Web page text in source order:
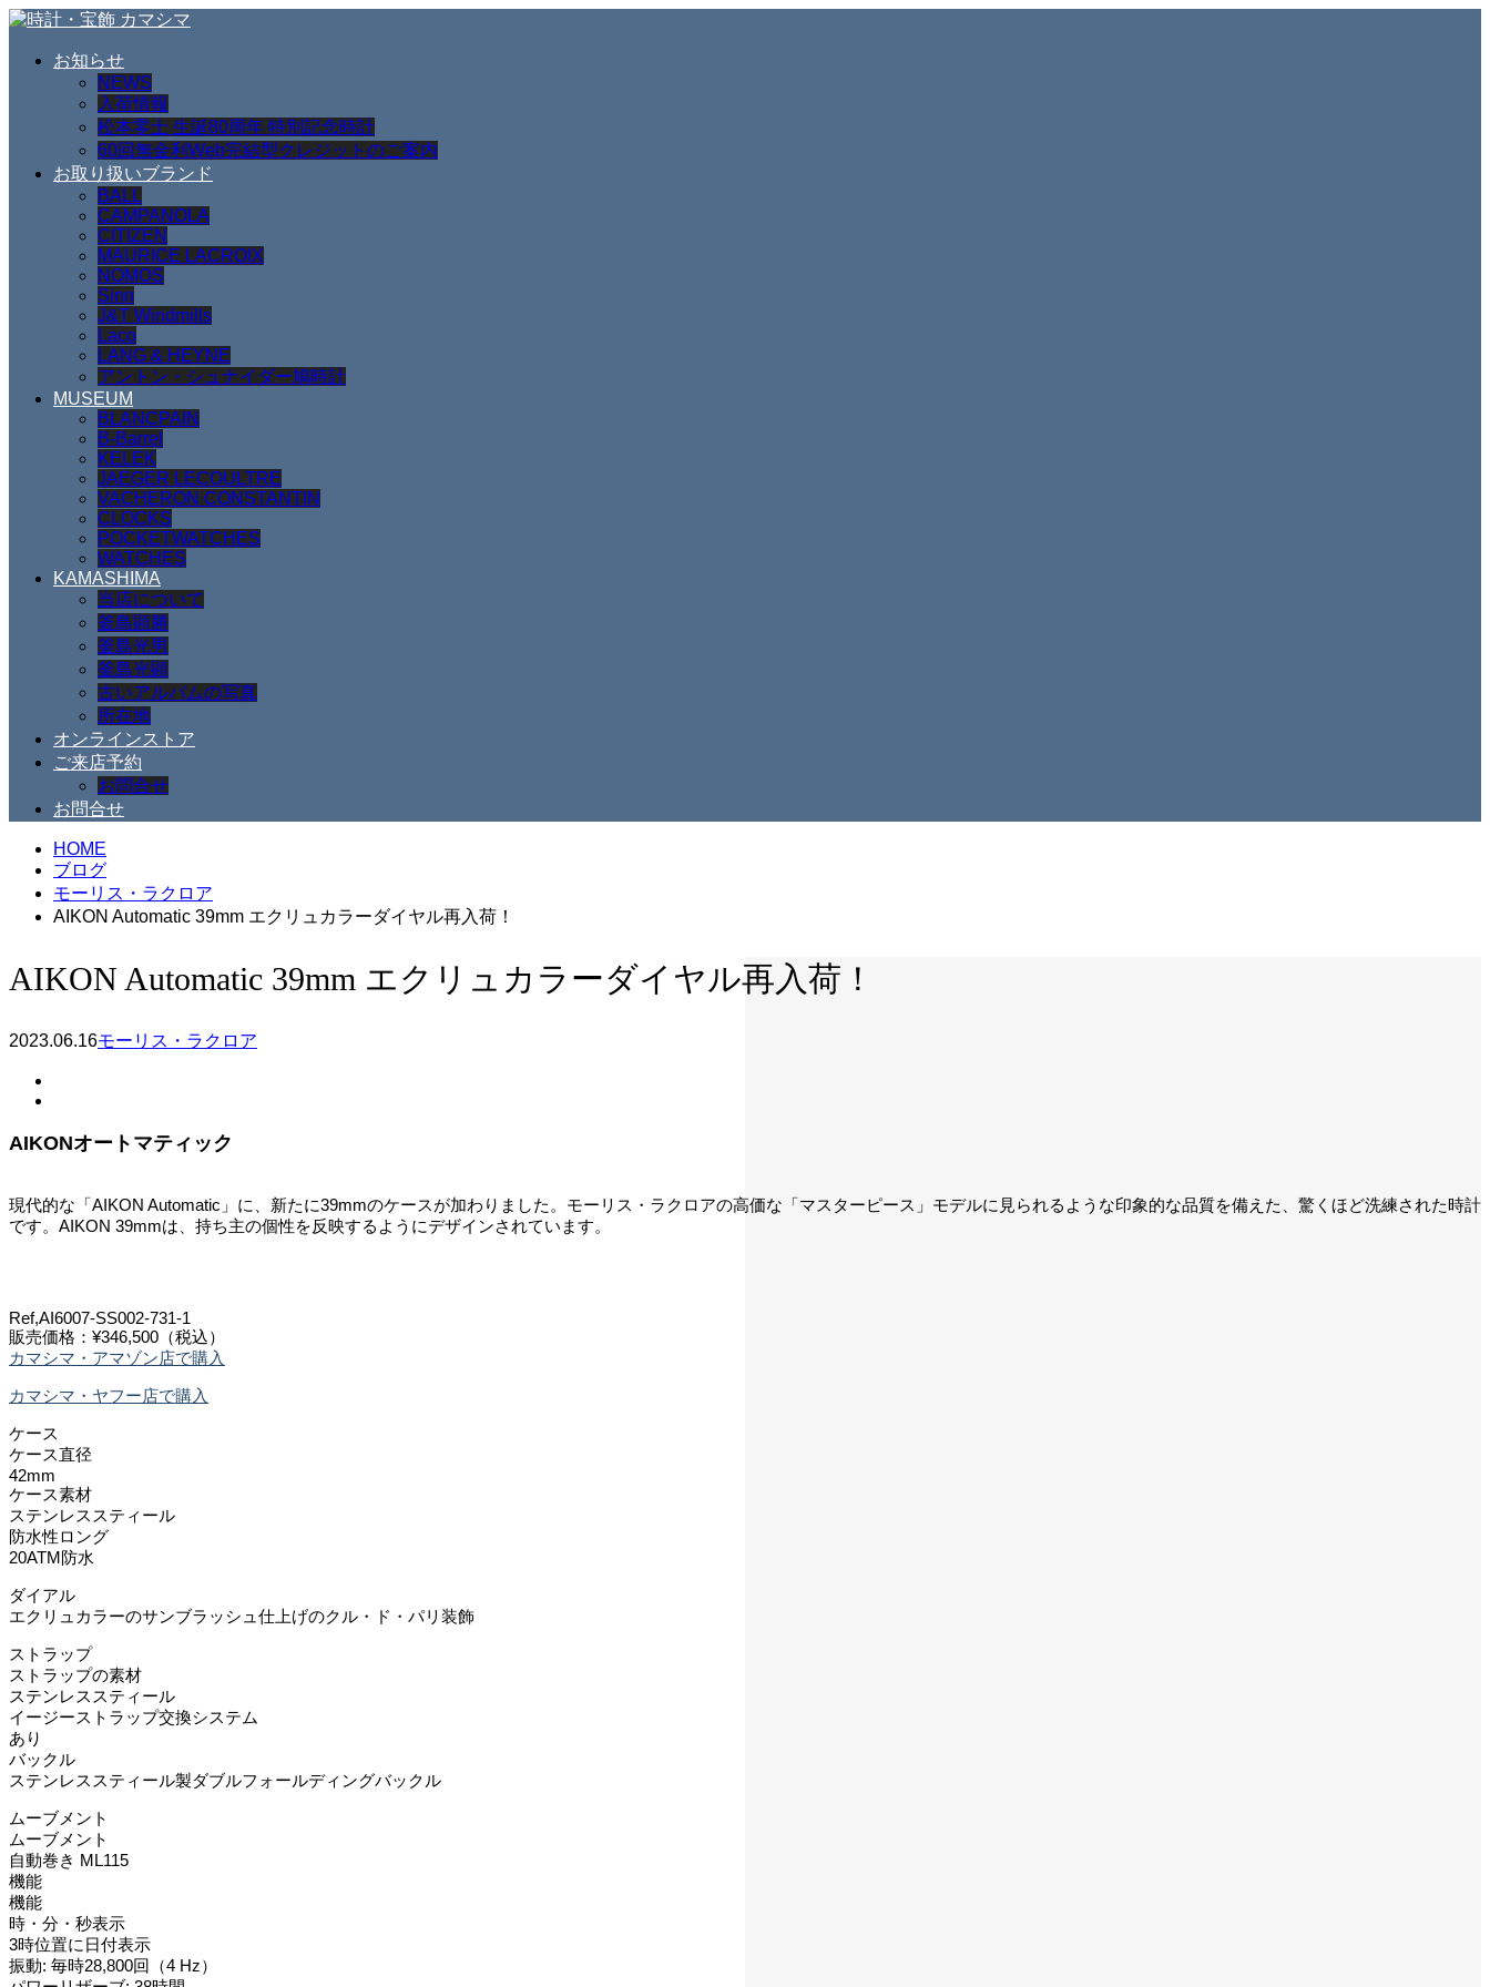
お知らせ
NEWS
入荷情報
松本零士 生誕80周年 特別記念時計
60回無金利Web完結型クレジットのご案内
お取り扱いブランド
BALL
CAMPANOLA
CITIZEN
MAURICE LACROIX
NOMOS
Sinn
J&T Windmills
Laco
LANG & HEYNE
アントン・シュナイダー鳩時計
MUSEUM
BLANCPAIN
B-Barrel
KELEK
JAEGER LECOULTRE
VACHERON CONSTANTIN
CLOCKS
POCKETWATCHES
WATCHES
KAMASHIMA
当店について
釜島顕勝
釜島光男
釜島光顕
古いアルバムの写真
所在地
オンラインストア
ご来店予約
お問合せ
お問合せ
HOME
ブログ
モーリス・ラクロア
AIKON Automatic 39mm エクリュカラーダイヤル再入荷！
AIKON Automatic 39mm エクリュカラーダイヤル再入荷！
2023.06.16モーリス・ラクロア
AIKONオートマティック
現代的な「AIKON Automatic」に、新たに39mmのケースが加わりました。モーリス・ラクロアの高価な「マスターピース」モデルに見られるような印象的な品質を備えた、驚くほど洗練された時計
です。AIKON 39mmは、持ち主の個性を反映するようにデザインされています。
Ref,AI6007-SS002-731-1
販売価格：¥346,500（税込）
カマシマ・アマゾン店で購入
カマシマ・ヤフー店で購入
ケース
ケース直径
42mm
ケース素材
ステンレススティール
防水性ロング
20ATM防水
ダイアル
エクリュカラーのサンブラッシュ仕上げのクル・ド・パリ装飾
ストラップ
ストラップの素材
ステンレススティール
イージーストラップ交換システム
あり
バックル
ステンレススティール製ダブルフォールディングバックル
ムーブメント
ムーブメント
自動巻き ML115
機能
機能
時・分・秒表示
3時位置に日付表示
振動: 毎時28,800回（4 Hz）